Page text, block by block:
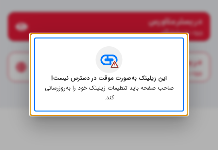
در بستر متاورس
ورود به نمایشگاه
در بستر وبسایت
ورود به نمایشگاه
این زیلینک به‌صورت موقت در دسترس نیست!
صاحب صفحه باید تنظیمات زیلینک خود را به‌روز‌رسانی
کند.